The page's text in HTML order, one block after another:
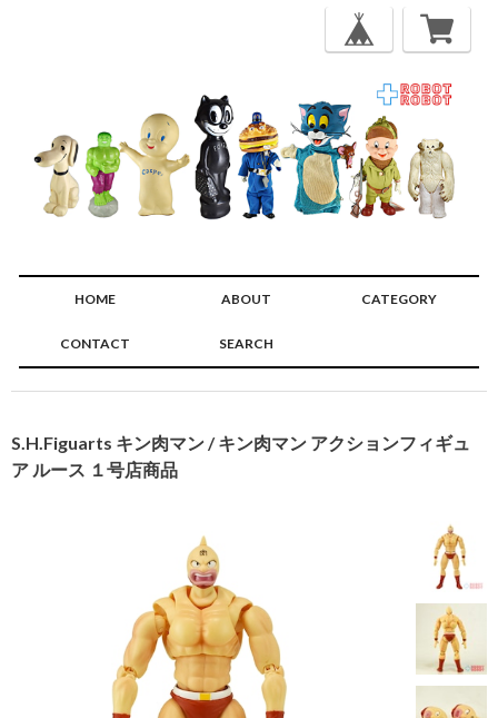
HOME ABOUT CATEGORY
CONTACT SEARCH
S.H.Figuarts キン肉マン / キン肉マン アクションフィギュ
ア ルース １号店商品